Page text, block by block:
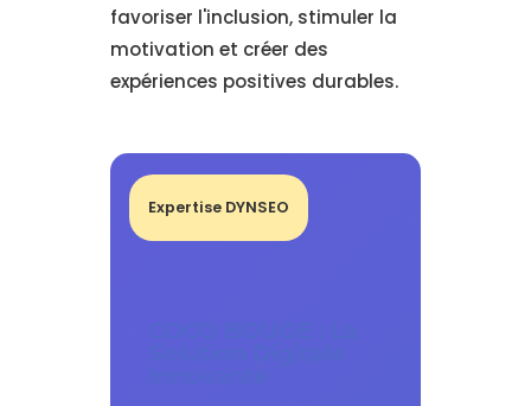
favoriser l'inclusion, stimuler la
motivation et créer des
expériences positives durables.
Expertise DYNSEO